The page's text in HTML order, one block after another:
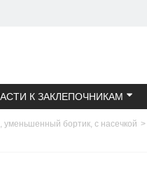
К ЗАКЛЕПОЧНИКАМ
уменьшенный бортик, с насечкой >